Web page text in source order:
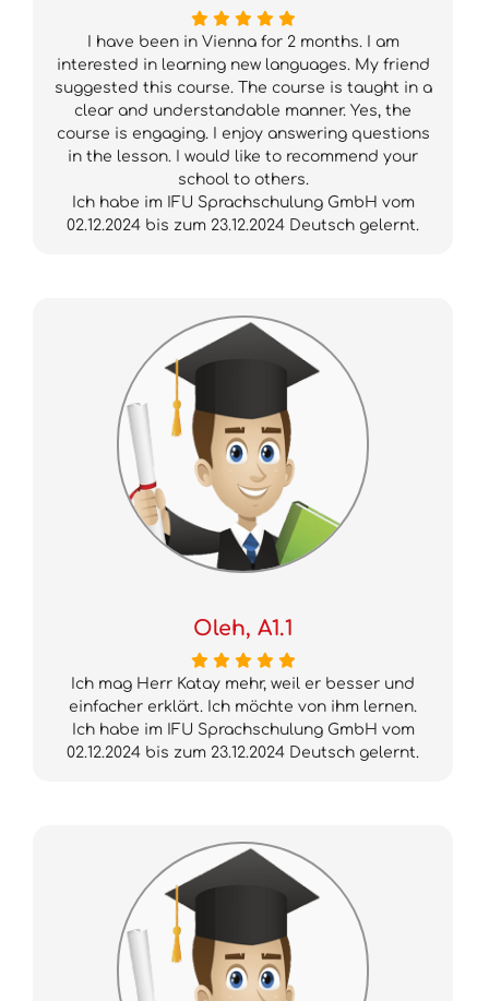
I have been in Vienna for 2 months. I am
interested in learning new languages. My friend
suggested this course. The course is taught in a
clear and understandable manner. Yes, the
course is engaging. I enjoy answering questions
in the lesson. I would like to recommend your
school to others.
Ich habe im IFU Sprachschulung GmbH vom
02.12.2024 bis zum 23.12.2024 Deutsch gelernt.
Oleh, A1.1
Ich mag Herr Katay mehr, weil er besser und
einfacher erklärt. Ich möchte von ihm lernen.
Ich habe im IFU Sprachschulung GmbH vom
02.12.2024 bis zum 23.12.2024 Deutsch gelernt.